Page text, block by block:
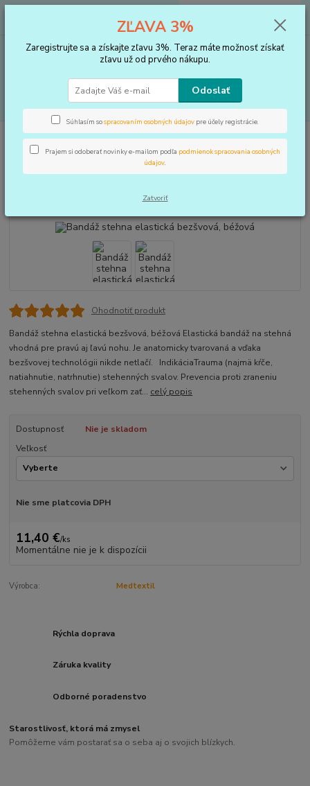
za0 €
Úvod BANDÁŽE Stehno Bandáž stehna elastická bezšvová, béžová
Bandáž stehna elastická
bezšvová, béžová
Ohodnotiť produkt
Bandáž stehna elastická bezšvová, béžová Elastická bandáž na stehná
vhodná pre pravú aj ľavú nohu. Je anatomicky tvarovaná a vďaka
bezšvovej technológii nikde netlačí. IndikáciaTrauma (najmä kŕče,
natiahnutie, natrhnutie) stehenných svalov. Prevencia proti zraneniu
stehenných svalov pri veľkom zať... celý popis
Dostupnosť
Nie je skladom
Veľkosť
Nie sme platcovia DPH
11,40 €/ks
Momentálne nie je k dispozícii
Výrobca: Medtextil
Rýchla doprava
Záruka kvality
Odborné poradenstvo
Starostlivosť, ktorá má zmysel
Pomôžeme vám postarať sa o seba aj o svojich blízkych.
ZĽAVA 3%
Zaregistrujte sa a získajte zľavu 3%. Teraz máte možnosť získať
zľavu už od prvého nákupu.
Odoslať
Súhlasím sospracovaním osobných údajov pre účely registrácie.
Prajem si odoberať novinky e-mailom podľa podmienok spracovania osobných
údajov.
Zatvoriť